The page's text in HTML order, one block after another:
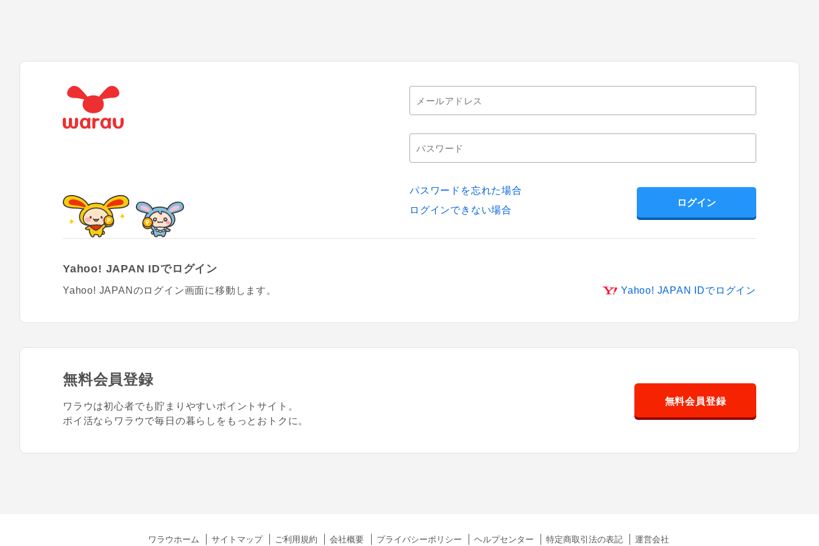
パスワードを忘れた場合
ログインできない場合
Yahoo! JAPAN IDでログイン
Yahoo! JAPANのログイン画面に移動します。 Yahoo! JAPAN IDでログイン
無料会員登録
ワラウは初心者でも貯まりやすいポイントサイト。
ポイ活ならワラウで毎日の暮らしをもっとおトクに。
無料会員登録
ワラウホーム サイトマップ ご利用規約 会社概要 プライバシーポリシー ヘルプセンター 特定商取引法の表記 運営会社